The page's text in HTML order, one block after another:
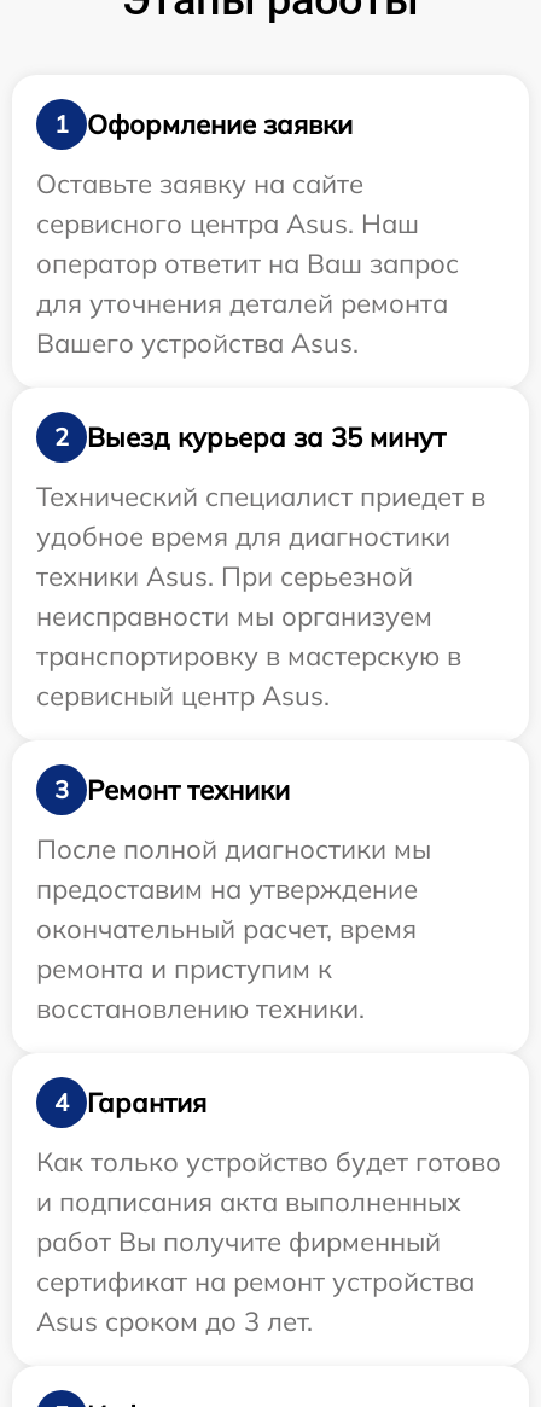
1
Оформление заявки
Оставьте заявку на сайте
сервисного центра Asus. Наш
оператор ответит на Ваш запрос
для уточнения деталей ремонта
Вашего устройства Asus.
2
Выезд курьера за 35 минут
Технический специалист приедет в
удобное время для диагностики
техники Asus. При серьезной
неисправности мы организуем
транспортировку в мастерскую в
сервисный центр Asus.
3
Ремонт техники
После полной диагностики мы
предоставим на утверждение
окончательный расчет, время
ремонта и приступим к
восстановлению техники.
4
Гарантия
Как только устройство будет готово
и подписания акта выполненных
работ Вы получите фирменный
сертификат на ремонт устройства
Asus сроком до 3 лет.